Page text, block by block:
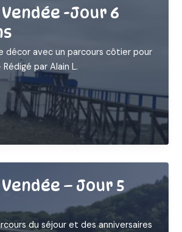
-Jour 6
décor avec un parcours côtier pour
par Alain L.
– Jour 5
du séjour et des anniversaires